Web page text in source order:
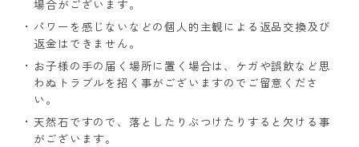
場合がございます。
パワーを感じないなどの個人的主観による返品交換及び
返金はできません。
お子様の手の届く場所に置く場合は、ケガや誤飲など思
わぬトラブルを招く事がございますのでご留意くださ
い。
天然石ですので、落としたりぶつけたりすると欠ける事
がございます。